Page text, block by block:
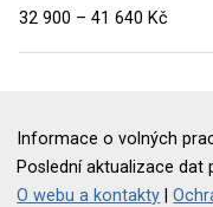
32 900 – 41 640 Kč
Informace o volných
Poslední aktualizace dat
O webu a kontakty |